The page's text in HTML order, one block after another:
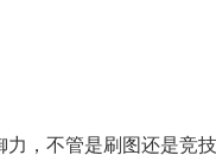
，不管是刷图还是竞
的囧图集（